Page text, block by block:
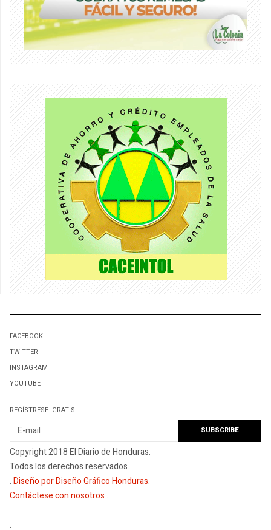
FACEBOOK
TWITTER
INSTAGRAM
YOUTUBE
REGÍSTRESE ¡GRATIS!
Copyright 2018 El Diario de Honduras.
Todos los derechos reservados.
.Diseño por Diseño Gráfico Honduras.
Contáctese con nosotros.
.